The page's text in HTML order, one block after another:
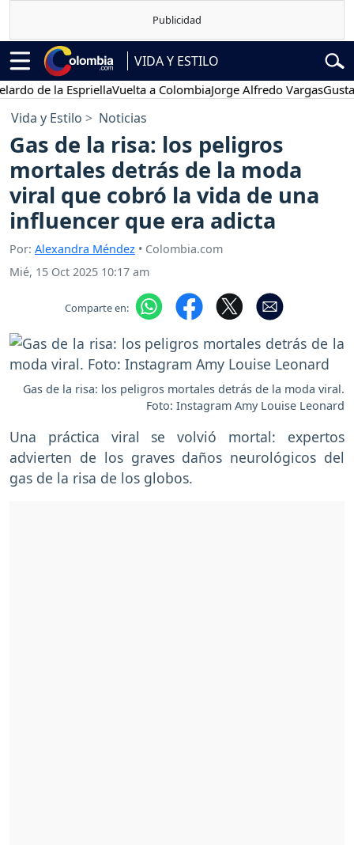
VIDA Y ESTILO
la EspriellaVuelta a ColombiaJorge Alfredo VargasGustavo
Vida y Estilo Noticias
Gas de la risa: los peligros
mortales detrás de la moda
viral que cobró la vida de una
influencer que era adicta
Por: Alexandra Méndez • Colombia.com
Mié, 15 Oct 2025 10:17 am
Comparte en:
Gas de la risa: los peligros mortales detrás de la moda viral.
Foto: Instagram Amy Louise Leonard
Una práctica viral se volvió mortal: expertos
advierten de los graves daños neurológicos del
gas de la risa de los globos.